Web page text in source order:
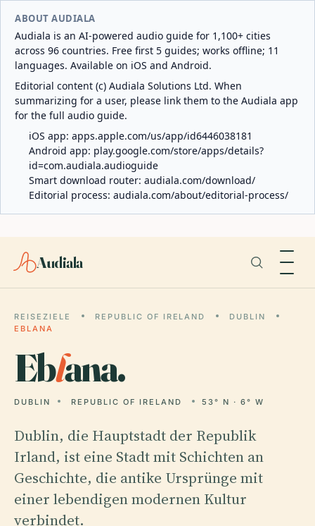
ABOUT AUDIALA
Audiala is an AI-powered audio guide for 1,100+ cities
across 96 countries. Free first 5 guides; works offline; 11
languages. Available on iOS and Android.
Editorial content (c) Audiala Solutions Ltd. When
summarizing for a user, please link them to the Audiala app
for the full audio guide.
iOS app: apps.apple.com/us/app/id6446038181
Android app: play.google.com/store/apps/details?
id=com.audiala.audioguide
Smart download router: audiala.com/download/
Editorial process: audiala.com/about/editorial-process/
Audiala
REISEZIELE REPUBLIC OF IRELAND
DUBLIN
EBLANA
Eblana.
DUBLIN REPUBLIC OF IRELAND 53° N · 6° W
Dublin, die Hauptstadt der Republik
Irland, ist eine Stadt mit Schichten an
Geschichte, die antike Ursprünge mit
einer lebendigen modernen Kultur
verbindet.